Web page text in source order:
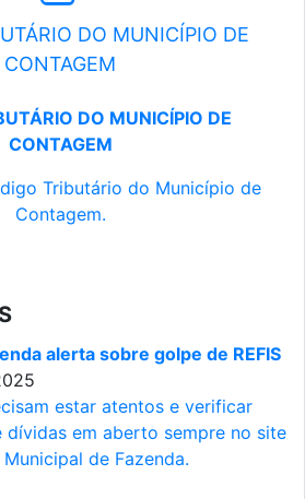
DO MUNICÍPIO DE
CONTAGEM
DO MUNICÍPIO DE
CONTAGEM
Tributário do Município de
Contagem.
alerta sobre golpe de REFIS
estar atentos e verificar
dívidas em aberto sempre no site
de Fazenda.